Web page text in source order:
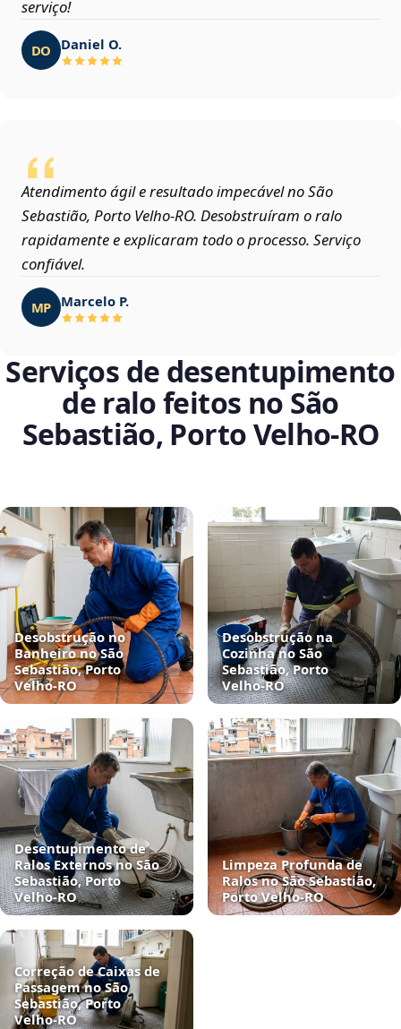
serviço!
DO Daniel O.
Atendimento ágil e resultado impecável no São
Sebastião, Porto Velho‑RO. Desobstruíram o ralo
rapidamente e explicaram todo o processo. Serviço
confiável.
MP Marcelo P.
Serviços de desentupimento
de ralo feitos no São
Sebastião, Porto Velho‑RO
Desobstrução no
Banheiro no São
Sebastião, Porto
Velho‑RO
Desobstrução na
Cozinha no São
Sebastião, Porto
Velho‑RO
Desentupimento de
Ralos Externos no São
Sebastião, Porto
Velho‑RO
Limpeza Profunda de
Ralos no São Sebastião,
Porto Velho‑RO
Correção de Caixas de
Passagem no São
Sebastião, Porto
Velho‑RO